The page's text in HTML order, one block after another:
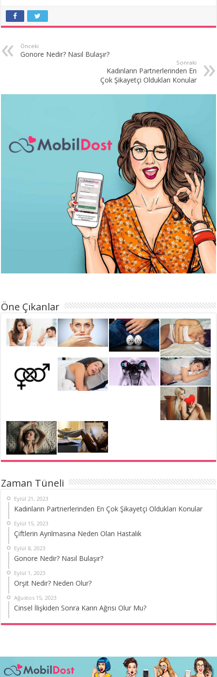
Önceki
Gonore Nedir? Nasıl Bulaşır?
Sonraki
Kadınların Partnerlerinden En
Çok Şikayetçi Oldukları Konular
Öne Çıkanlar
Zaman Tüneli
Eylül 21, 2023
Kadınların Partnerlerinden En Çok Şikayetçi Oldukları Konular
Eylül 15, 2023
Çiftlerin Ayrılmasına Neden Olan Hastalık
Eylül 8, 2023
Gonore Nedir? Nasıl Bulaşır?
Eylül 1, 2023
Orşit Nedir? Neden Olur?
Ağustos 15, 2023
Cinsel İlişkiden Sonra Karın Ağrısı Olur Mu?